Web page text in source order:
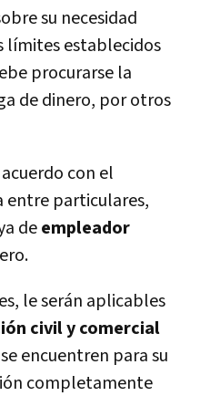
su necesidad
límites establecidos
procurarse la
de dinero, por otros
con el
entre particulares,
deempleador
le serán aplicables
civil y comercial
encuentren para su
completamente